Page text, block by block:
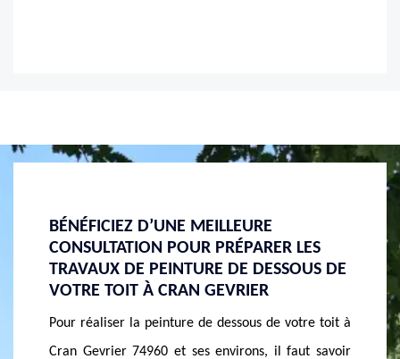
LE CHANGEMENT DESSOUS DE TOIT À
CRAN GEVRIER ET SES ENVIRONS
Le principal atout d'un cache-moineaux est de
Si
PVC